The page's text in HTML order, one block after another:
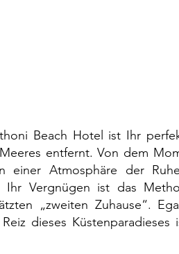
Beach Hotel ist Ihr
entfernt. Von dem
einer Atmosphäre der
Vergnügen ist das
„zweiten Zuhause“.
dieses